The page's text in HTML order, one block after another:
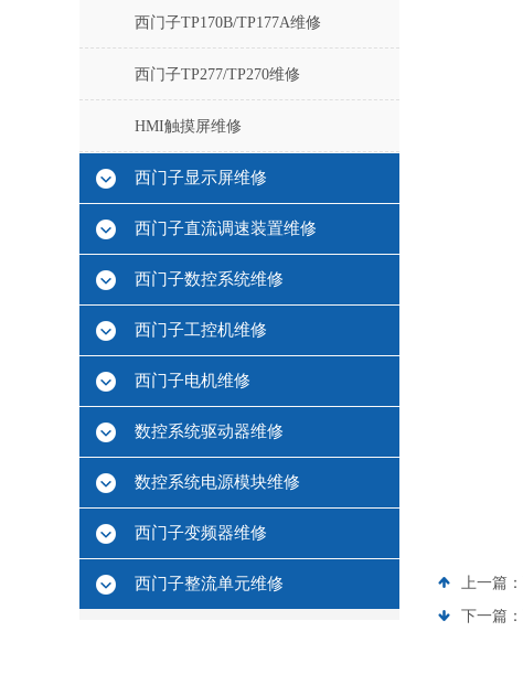
西门子TP170B/TP177A维修
西门子TP277/TP270维修
HMI触摸屏维修
西门子显示屏维修
西门子直流调速装置维修
西门子数控系统维修
西门子工控机维修
西门子电机维修
数控系统驱动器维修
数控系统电源模块维修
西门子变频器维修
西门子整流单元维修 上一篇：
下一篇：